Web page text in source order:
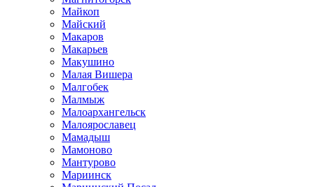
Майкоп
Майский
Макаров
Макарьев
Макушино
Малая Вишера
Малгобек
Малмыж
Малоархангельск
Малоярославец
Мамадыш
Мамоново
Мантурово
Мариинск